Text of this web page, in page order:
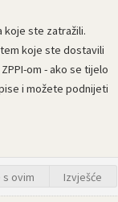
koje ste zatražili.
koje ste dostavili
om - ako se tijelo
i možete podnijeti
ovim Izvješće